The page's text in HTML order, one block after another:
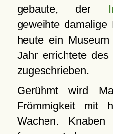
gebaute, der
geweihte damalige
heute ein
Jahr errichtete des
zugeschrieben.
Gerühmt wird
Frömmigkeit mit
Wachen.